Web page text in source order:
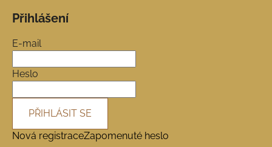
Přihlášení
E-mail
Heslo
PŘIHLÁSIT SE
Nová registraceZapomenuté heslo